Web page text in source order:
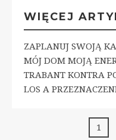
WIĘCEJ
ZAPLANUJ SWOJĄ
MÓJ DOM MOJĄ
TRABANT KONTRA
LOS A
1